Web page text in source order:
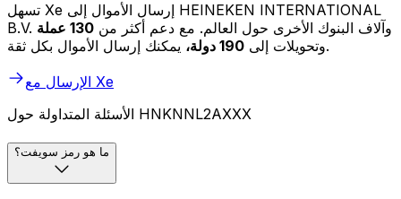
تسهل Xe إرسال الأموال إلى HEINEKEN INTERNATIONAL
B.V. وآلاف البنوك الأخرى حول العالم. مع دعم أكثر من 130 عملة
وتحويلات إلى 190 دولة،
يمكنك إرسال الأموال بكل ثقة.
الإرسال مع Xe
الأسئلة المتداولة حول HNKNNL2AXXX
ما هو رمز سويفت؟